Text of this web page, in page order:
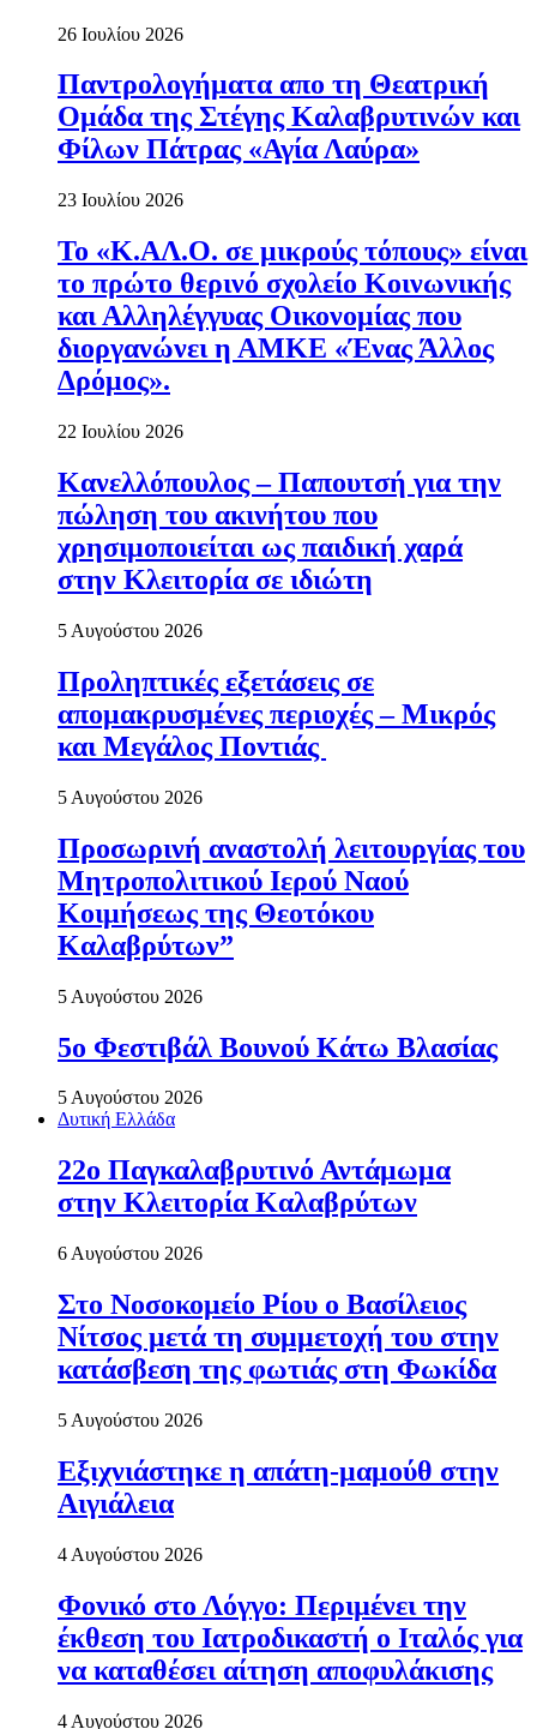
26 Ιουλίου 2026
Παντρολογήματα απο τη Θεατρική
Ομάδα της Στέγης Καλαβρυτινών και
Φίλων Πάτρας «Αγία Λαύρα»
23 Ιουλίου 2026
Το «Κ.ΑΛ.Ο. σε μικρούς τόπους» είναι
το πρώτο θερινό σχολείο Κοινωνικής
και Αλληλέγγυας Οικονομίας που
διοργανώνει η ΑΜΚΕ «Ένας Άλλος
Δρόμος».
22 Ιουλίου 2026
Κανελλόπουλος – Παπουτσή για την
πώληση του ακινήτου που
χρησιμοποιείται ως παιδική χαρά
στην Κλειτορία σε ιδιώτη
5 Αυγούστου 2026
Προληπτικές εξετάσεις σε
απομακρυσμένες περιοχές – Μικρός
και Μεγάλος Ποντιάς
5 Αυγούστου 2026
Προσωρινή αναστολή λειτουργίας του
Μητροπολιτικού Ιερού Ναού
Κοιμήσεως της Θεοτόκου
Καλαβρύτων”
5 Αυγούστου 2026
5ο Φεστιβάλ Βουνού Κάτω Βλασίας
5 Αυγούστου 2026
Δυτική Ελλάδα
22ο Παγκαλαβρυτινό Αντάμωμα
στην Κλειτορία Καλαβρύτων
6 Αυγούστου 2026
Στο Νοσοκομείο Ρίου ο Βασίλειος
Νίτσος μετά τη συμμετοχή του στην
κατάσβεση της φωτιάς στη Φωκίδα
5 Αυγούστου 2026
Εξιχνιάστηκε η απάτη-μαμούθ στην
Αιγιάλεια
4 Αυγούστου 2026
Φονικό στο Λόγγο: Περιµένει την
έκθεση του Ιατροδικαστή ο Ιταλός για
να καταθέσει αίτηση αποφυλάκισης
4 Αυγούστου 2026